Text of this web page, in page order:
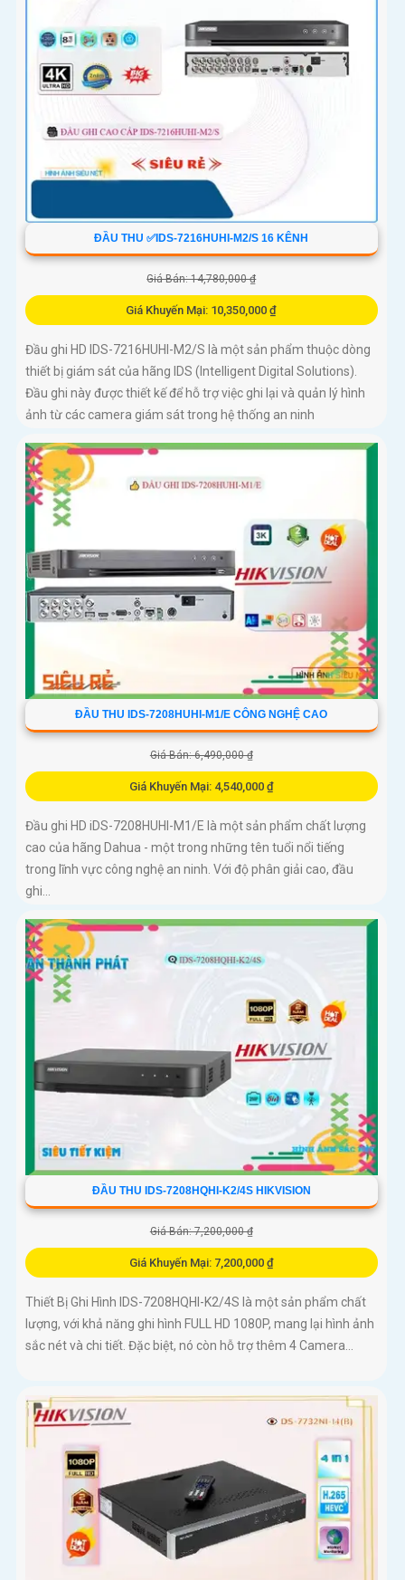
ĐẦU THU ✅IDS-7216HUHI-M2/S 16 KÊNH
Giá Bán: 14,780,000 ₫
Giá Khuyến Mại: 10,350,000 ₫
Đầu ghi HD IDS-7216HUHI-M2/S là một sản phẩm thuộc dòng
thiết bị giám sát của hãng IDS (Intelligent Digital Solutions).
Đầu ghi này được thiết kế để hỗ trợ việc ghi lại và quản lý hình
ảnh từ các camera giám sát trong hệ thống an ninh
ĐẦU THU IDS-7208HUHI-M1/E CÔNG NGHỆ CAO
Giá Bán: 6,490,000 ₫
Giá Khuyến Mại: 4,540,000 ₫
Đầu ghi HD iDS-7208HUHI-M1/E là một sản phẩm chất lượng
cao của hãng Dahua - một trong những tên tuổi nổi tiếng
trong lĩnh vực công nghệ an ninh. Với độ phân giải cao, đầu
ghi...
ĐẦU THU IDS-7208HQHI-K2/4S HIKVISION
Giá Bán: 7,200,000 ₫
Giá Khuyến Mại: 7,200,000 ₫
Thiết Bị Ghi Hình IDS-7208HQHI-K2/4S là một sản phẩm chất
lượng, với khả năng ghi hình FULL HD 1080P, mang lại hình ảnh
sắc nét và chi tiết. Đặc biệt, nó còn hỗ trợ thêm 4 Camera...